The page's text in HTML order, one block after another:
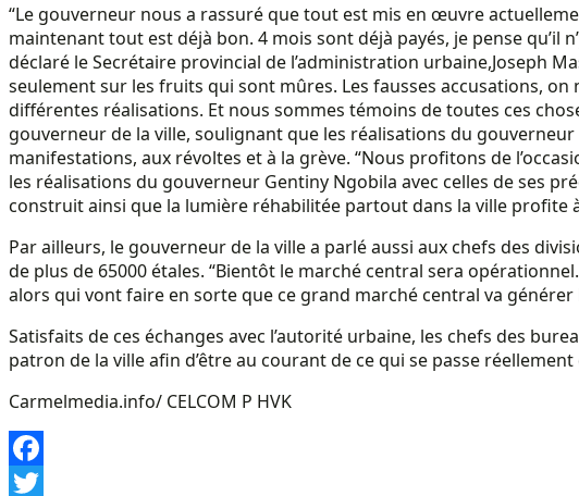
“Le gouverneur nous a rassuré que tout est mis en œuvre
maintenant tout est déjà bon. 4 mois sont déjà payés, je pense qu’il
déclaré le Secrétaire provincial de l’administration urbaine,Joseph
seulement sur les fruits qui sont mûres. Les fausses accusations, on
différentes réalisations. Et nous sommes témoins de toutes ces
gouverneur de la ville, soulignant que les réalisations du
manifestations, aux révoltes et à la grève. “Nous profitons de
les réalisations du gouverneur Gentiny Ngobila avec celles de ses
construit ainsi que la lumière réhabilitée partout dans la ville profite
Par ailleurs, le gouverneur de la ville a parlé aussi aux chefs des
de plus de 65000 étales. “Bientôt le marché central sera
alors qui vont faire en sorte que ce grand marché central va générer
Satisfaits de ces échanges avec l’autorité urbaine, les chefs des
patron de la ville afin d’être au courant de ce qui se passe réellement
Carmelmedia.info/ CELCOM P HVK
Facebook